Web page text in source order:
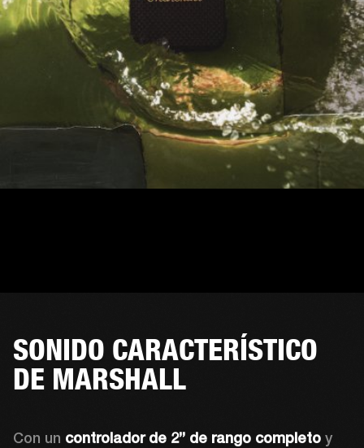
SONIDO CARACTERÍSTICO
DE MARSHALL
Con un controlador de 2” de rango completo